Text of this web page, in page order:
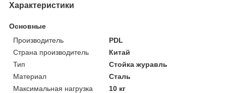
Характеристики
Основные
Производитель
PDL
Страна производитель
Китай
Тип
Стойка журавль
Материал
Сталь
Максимальная нагрузка
10 кг